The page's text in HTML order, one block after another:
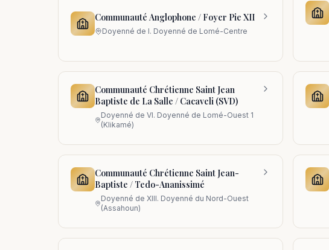
Communauté Anglophone / Foyer Pie XII
Doyenné de I. Doyenné de Lomé-Centre
Communauté Chrétienne Saint Jean
Baptiste de La Salle / Cacaveli (SVD)
Doyenné deVI. Doyenné de Lomé-Ouest 1
(Klikamé)
Communauté Chrétienne Saint Jean-
Baptiste / Tedo-Ananissimé
Doyenné deXIII. Doyenné du Nord-Ouest
(Assahoun)